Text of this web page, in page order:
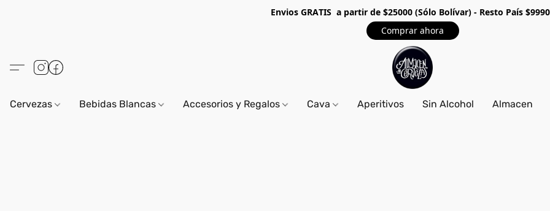
Envios GRATIS a partir de $25000 (Sólo Bolívar) - Resto País
Comprar ahora
Cervezas Bebidas Blancas Accesorios y Regalos Cava Aperitivos Sin Alcohol Almacen